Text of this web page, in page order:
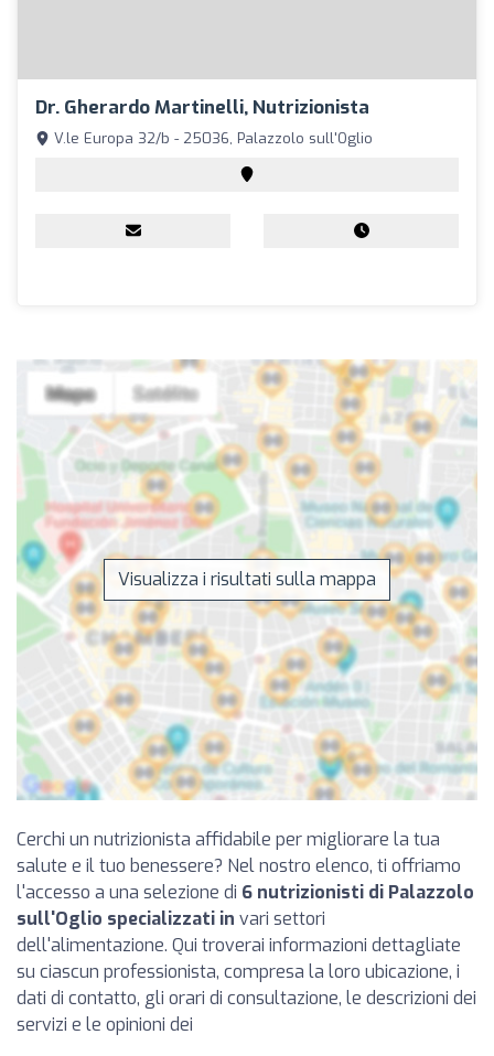
Dr. Gherardo Martinelli, Nutrizionista
V.le Europa 32/b - 25036, Palazzolo sull'Oglio
Visualizza i risultati sulla mappa
Cerchi un nutrizionista affidabile per migliorare la tua
salute e il tuo benessere? Nel nostro elenco, ti offriamo
l'accesso a una selezione di 6 nutrizionisti di Palazzolo
sull'Oglio specializzati in vari settori
dell'alimentazione. Qui troverai informazioni dettagliate
su ciascun professionista, compresa la loro ubicazione, i
dati di contatto, gli orari di consultazione, le descrizioni dei
servizi e le opinioni dei